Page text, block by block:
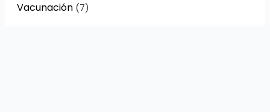
Vacunación(7)